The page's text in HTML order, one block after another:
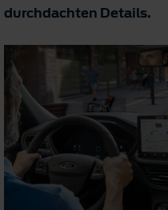
durchdachten Details.